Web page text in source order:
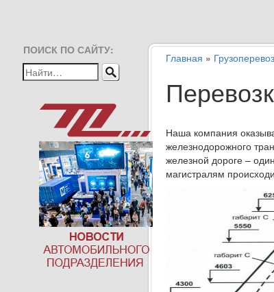
ПОИСК ПО САЙТУ:
Главная »
Наша компания
железнодорожного
железной дороге –
магистралям